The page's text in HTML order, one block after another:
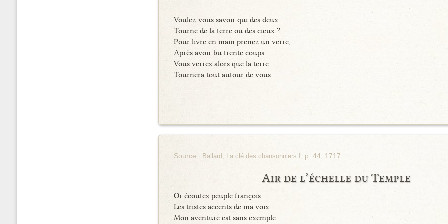
Voulez-vous savoir qui des deux
Tourne de la terre ou des cieux ?
Pour livre en main prenez un verre,
Après avoir bu trente coups
Vous verrez alors que la terre
Tournera tout autour de vous.
Source : Ballard, La clé des chansonniers I , p. 44, 1717
Air de l’échelle du Temple
Or écoutez peuple françois
Les tristes accents de ma voix
Mon aventure est sans exemple